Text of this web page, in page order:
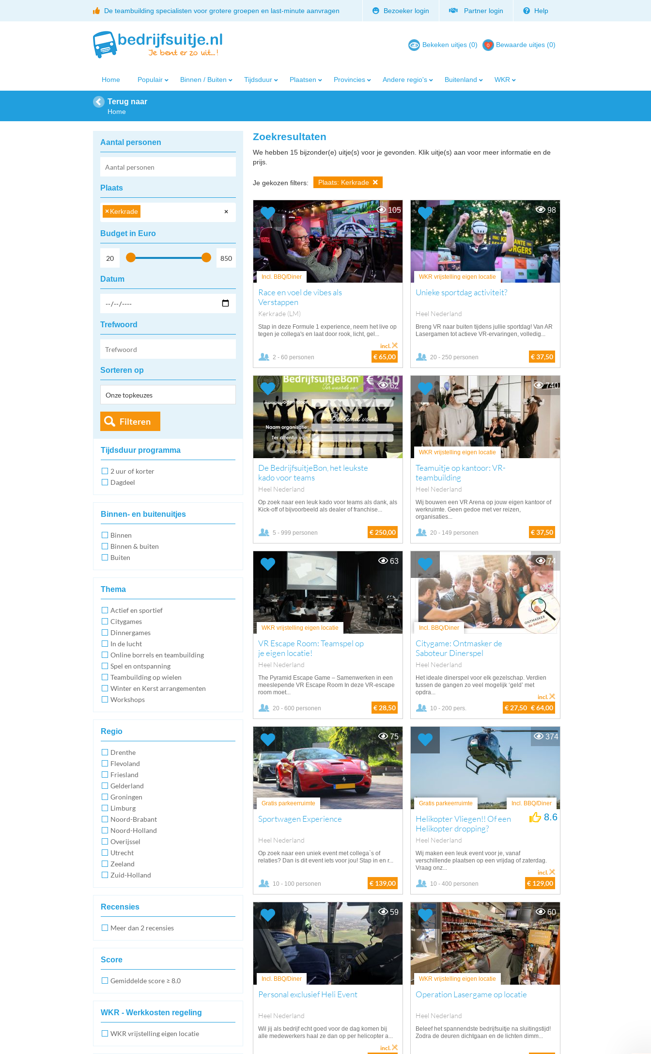
De teambuilding specialisten voor grotere groepen en last-minute aanvragen Bezoeker login Partner login Help
Bekeken uitjes (0) Bewaarde uitjes (0)
Home Populair Binnen / Buiten Tijdsduur Plaatsen Provincies Andere regio's Buitenland WKR
Terug naar
Home
Aantal personen
Plaats
×
×Kerkrade
Budget in Euro
Datum
Trefwoord
Sorteren op
Filteren
Tijdsduur programma
2 uur of korter
Dagdeel
Binnen- en buitenuitjes
Binnen
Binnen & buiten
Buiten
Thema
Actief en sportief
Citygames
Dinnergames
In de lucht
Online borrels en teambuilding
Spel en ontspanning
Teambuilding op wielen
Winter en Kerst arrangementen
Workshops
Regio
Drenthe
Flevoland
Friesland
Gelderland
Groningen
Limburg
Noord-Brabant
Noord-Holland
Overijssel
Utrecht
Zeeland
Zuid-Holland
Recensies
Meer dan 2 recensies
Score
Gemiddelde score ≥ 8.0
WKR - Werkkosten regeling
WKR vrijstelling eigen locatie
Zoekresultaten
We hebben 15 bijzonder(e) uitje(s) voor je gevonden. Klik uitje(s) aan voor meer informatie en de
prijs.
Je gekozen filters: Plaats: Kerkrade
Incl. BBQ/Diner
Race en voel de vibes als
Verstappen
Kerkrade (LM)
Stap in deze Formule 1 experience, neem het live op
tegen je collega's en laat door rook, licht, gel...
2 - 60 personen € 65,00
incl.
105
WKR vrijstelling eigen locatie
Unieke sportdag activiteit?
Heel Nederland
Breng VR naar buiten tijdens jullie sportdag! Van AR
Lasergamen tot actieve VR-ervaringen, volledig...
20 - 250 personen € 37,50
98
De BedrijfsuitjeBon, het leukste
kado voor teams
Heel Nederland
Op zoek naar een leuk kado voor teams als dank, als
Kick-off of bijvoorbeeld als dealer of franchise...
5 - 999 personen € 250,00
62
WKR vrijstelling eigen locatie
Teamuitje op kantoor: VR-
teambuilding
Heel Nederland
Wij bouwen een VR Arena op jouw eigen kantoor of
werkruimte. Geen gedoe met ver reizen,
organisaties...
20 - 149 personen € 37,50
740
WKR vrijstelling eigen locatie
VR Escape Room: Teamspel op
je eigen locatie!
Heel Nederland
The Pyramid Escape Game – Samenwerken in een
meeslepende VR Escape Room In deze VR-escape
room moet...
20 - 600 personen € 28,50
63
Incl. BBQ/Diner
Citygame: Ontmasker de
Saboteur Dinerspel
Heel Nederland
Het ideale dinerspel voor elk gezelschap. Verdien
tussen de gangen zo veel mogelijk ‘geld’ met
opdra...
10 - 200 pers. € 27,50 € 64,00
incl.
74
Gratis parkeerruimte
Sportwagen Experience
Heel Nederland
Op zoek naar een uniek event met collega`s of
relaties? Dan is dit event iets voor jou! Stap in en r...
10 - 100 personen € 139,00
75
Gratis parkeerruimte Incl. BBQ/Diner
Helikopter Vliegen!! Of een
Helikopter dropping?
Heel Nederland
8.6
Wij maken een leuk event voor je, vanaf
verschillende plaatsen op een vrijdag of zaterdag.
Vraag onz...
10 - 400 personen € 129,00
incl.
374
Incl. BBQ/Diner
Personal exclusief Heli Event
Heel Nederland
Wil jij als bedrijf echt goed voor de dag komen bij
alle medewerkers haal ze dan op per helicopter a...
incl.
59
WKR vrijstelling eigen locatie
Operation Lasergame op locatie
Heel Nederland
Beleef het spannendste bedrijfsuitje na sluitingstijd!
Zodra de deuren dichtgaan en de lichten dimm...
60